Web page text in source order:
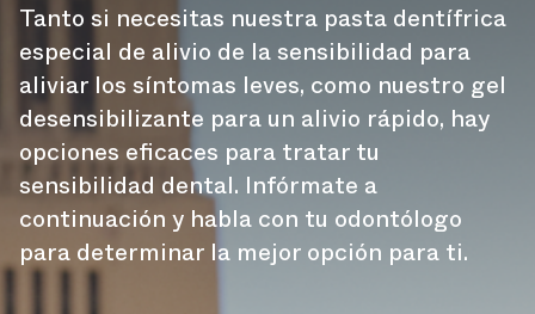
Tanto si necesitas nuestra pasta dentífrica
especial de alivio de la sensibilidad para
aliviar los síntomas leves, como nuestro gel
desensibilizante para un alivio rápido, hay
opciones eficaces para tratar tu
sensibilidad dental. Infórmate a
continuación y habla con tu odontólogo
para determinar la mejor opción para ti.